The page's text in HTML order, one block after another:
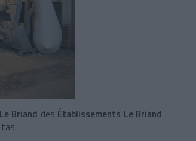
Briand des Établissements Le Briand
tas.